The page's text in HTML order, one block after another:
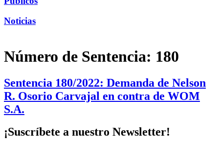
Noticias
Número de Sentencia: 180
Sentencia 180/2022: Demanda de Nelson
R. Osorio Carvajal en contra de WOM
S.A.
¡Suscríbete a nuestro Newsletter!